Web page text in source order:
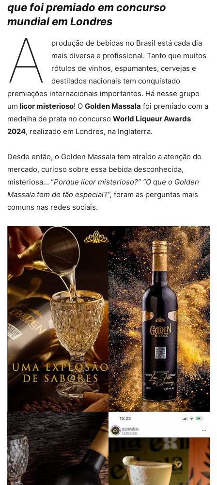
que foi premiado em concurso
mundial em Londres
A
produção de bebidas no Brasil está cada dia
mais diversa e profissional. Tanto que muitos
rótulos de vinhos, espumantes, cervejas e
destilados nacionais tem conquistado
premiações internacionais importantes. Há nesse grupo
um licor misterioso! O Golden Massala foi premiado com a
medalha de prata no concurso World Liqueur Awards
2024, realizado em Londres, na Inglaterra.
Desde então, o Golden Massala tem atraído a atenção do
mercado, curioso sobre essa bebida desconhecida,
misteriosa… “Porque licor misterioso?” “O que o Golden
Massala tem de tão especial?”, foram as perguntas mais
comuns nas redes sociais.